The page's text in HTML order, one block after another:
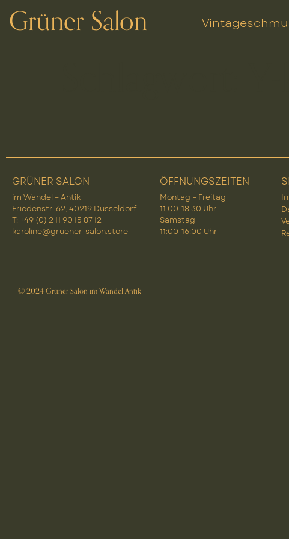
Grüner Salon
GRÜNER SALON
im Wandel – Antik
Friedenstr. 62, 40219 Düsseldorf
T: +49 (0) 2 11 90 15 87 12
karoline@gruener-salon.store
ÖFFNUNGSZEITEN
Montag – Freitag
11:00-18:30 Uhr
Samstag
11:00-16:00 Uhr
© 2024 Grüner Salon im Wandel Antik